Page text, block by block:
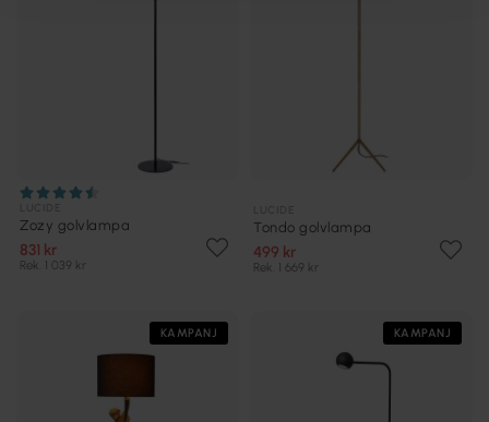
Zozy golvlampa
831 kr
Rek. 1 039 kr
Tondo golvlampa
499 kr
Rek. 1 669 kr
KAMPANJ KAMPANJ